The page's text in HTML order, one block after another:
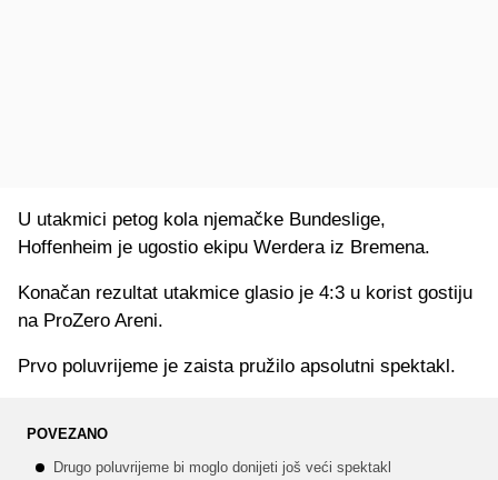
U utakmici petog kola njemačke Bundeslige,
Hoffenheim je ugostio ekipu Werdera iz Bremena.
Konačan rezultat utakmice glasio je 4:3 u korist gostiju
na ProZero Areni.
Prvo poluvrijeme je zaista pružilo apsolutni spektakl.
POVEZANO
Drugo poluvrijeme bi moglo donijeti još veći spektakl